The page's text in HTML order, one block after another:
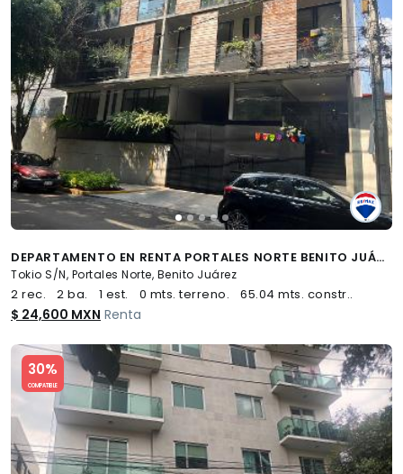
DEPARTAMENTO EN RENTA PORTALES NORTE BENITO JUÁREZ - (34)
Tokio S/N, Portales Norte, Benito Juárez
2 rec. 2 ba. 1 est. 0 mts. terreno. 65.04 mts. constr..
$ 24,600 MXN Renta
30%
COMPATIBLE
Slide 1 of 5